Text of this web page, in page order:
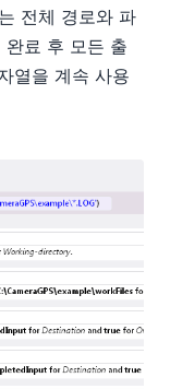
전체 경로와 파
완료 후 모든 출
열을 계속 사용